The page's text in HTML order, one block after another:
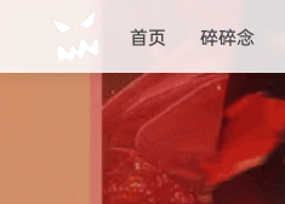
首页 碎碎念